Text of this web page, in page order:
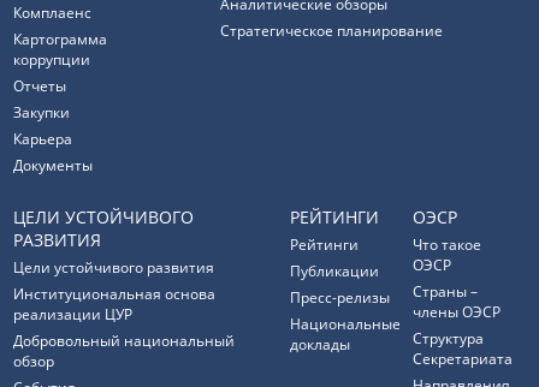
Комплаенс
Картограмма
коррупции
Отчеты
Закупки
Карьера
Документы
Аналитические обзоры
Стратегическое планирование
ЦЕЛИ УСТОЙЧИВОГО
РАЗВИТИЯ
Цели устойчивого развития
Институциональная основа
реализации ЦУР
Добровольный национальный
обзор
РЕЙТИНГИ
Рейтинги
Публикации
Пресс-релизы
Национальные
доклады
ОЭСР
Что такое
ОЭСР
Страны –
члены ОЭСР
Структура
Секретариата